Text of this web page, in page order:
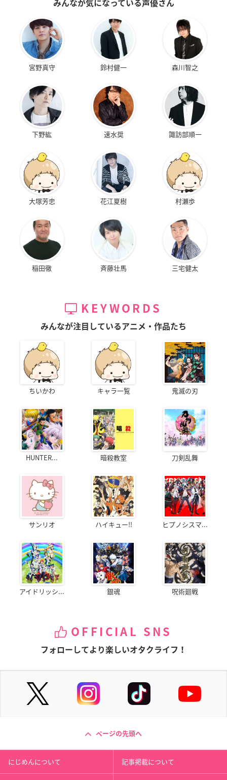
みんなが気になっている声優さん
宮野真守 鈴村健一 森川智之
下野紘 速水奨 諏訪部順一
大塚芳忠 花江夏樹 村瀬歩
稲田徹 斉藤壮馬 三宅健太
KEYWORDS
みんなが注目しているアニメ・作品たち
ちいかわ キャラ一覧 鬼滅の刃
HUNTER... 暗殺教室 刀剣乱舞
サンリオ ハイキュー!! ヒプノシスマ...
アイドリッシ... 銀魂 呪術廻戦
OFFICIAL SNS
フォローしてより楽しいオタクライフ！
ページの先頭へ
にじめんについて 記事掲載について